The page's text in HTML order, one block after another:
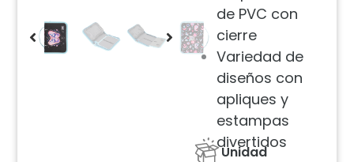
de PVC con
cierre
Variedad de
diseños con
apliques y
estampas
divertidos
Unidad